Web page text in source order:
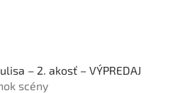
– 2. akosť – VÝPREDAJ
scény